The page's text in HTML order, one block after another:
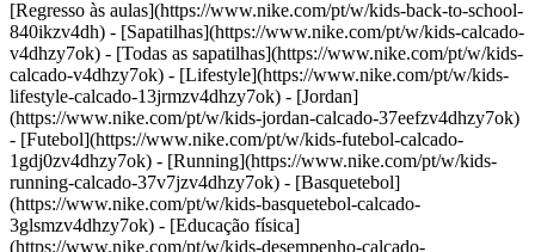
[Regresso às aulas](https://www.nike.com/pt/w/kids-back-to-school-
840ikzv4dh) - [Sapatilhas](https://www.nike.com/pt/w/kids-calcado-
v4dhzy7ok) - [Todas as sapatilhas](https://www.nike.com/pt/w/kids-
calcado-v4dhzy7ok) - [Lifestyle](https://www.nike.com/pt/w/kids-
lifestyle-calcado-13jrmzv4dhzy7ok) - [Jordan]
(https://www.nike.com/pt/w/kids-jordan-calcado-37eefzv4dhzy7ok)
- [Futebol](https://www.nike.com/pt/w/kids-futebol-calcado-
1gdj0zv4dhzy7ok) - [Running](https://www.nike.com/pt/w/kids-
running-calcado-37v7jzv4dhzy7ok) - [Basquetebol]
(https://www.nike.com/pt/w/kids-basquetebol-calcado-
3glsmzv4dhzy7ok) - [Educação física]
(https://www.nike.com/pt/w/kids-desempenho-calcado-